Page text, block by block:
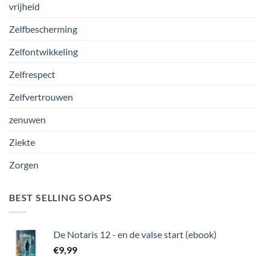
vrijheid
Zelfbescherming
Zelfontwikkeling
Zelfrespect
Zelfvertrouwen
zenuwen
Ziekte
Zorgen
BEST SELLING SOAPS
De Notaris 12 - en de valse start (ebook)
€9,99